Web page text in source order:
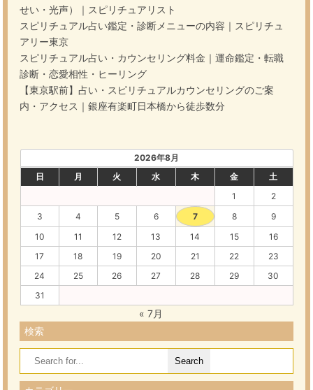
せい・光声）｜スピリチュアリスト
スピリチュアル占い鑑定・診断メニューの内容｜スピリチュ
アリー東京
スピリチュアル占い・カウンセリング料金｜運命鑑定・転職
診断・恋愛相性・ヒーリング
【東京駅前】占い・スピリチュアルカウンセリングのご案
内・アクセス｜銀座有楽町日本橋から徒歩数分
2026年8月
日
月 火 水 木 金
土
1
2
3
4 5 6 7 8
9
10
11 12 13 14 15
16
17
18 19 20 21 22
23
24
25 26 27 28 29
30
31
« 7月
検索
Search
for: